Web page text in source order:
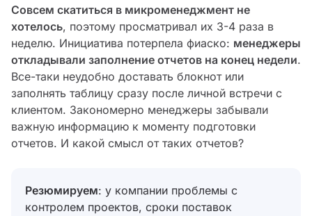
Совсем скатиться в микроменеджмент не
хотелось, поэтому просматривал их 3-4 раза в
неделю. Инициатива потерпела фиаско: менеджеры
откладывали заполнение отчетов на конец недели.
Все-таки неудобно доставать блокнот или
заполнять таблицу сразу после личной встречи с
клиентом. Закономерно менеджеры забывали
важную информацию к моменту подготовки
отчетов. И какой смысл от таких отчетов?
Резюмируем: у компании проблемы с
контролем проектов, сроки поставок